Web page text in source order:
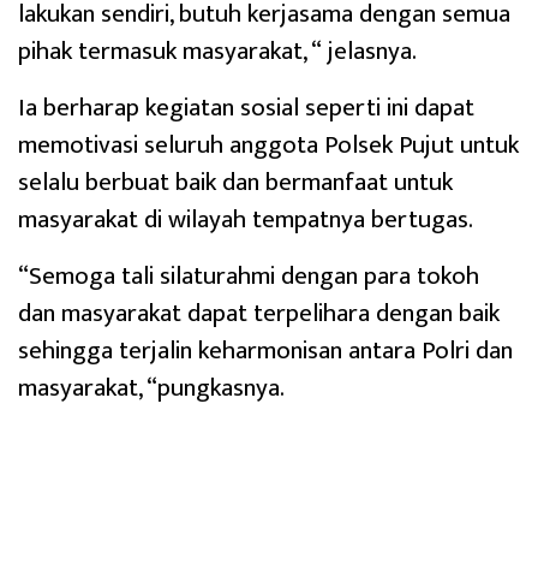
lakukan sendiri, butuh kerjasama dengan semua
pihak termasuk masyarakat, “ jelasnya.
Ia berharap kegiatan sosial seperti ini dapat
memotivasi seluruh anggota Polsek Pujut untuk
selalu berbuat baik dan bermanfaat untuk
masyarakat di wilayah tempatnya bertugas.
“Semoga tali silaturahmi dengan para tokoh
dan masyarakat dapat terpelihara dengan baik
sehingga terjalin keharmonisan antara Polri dan
masyarakat, “pungkasnya.